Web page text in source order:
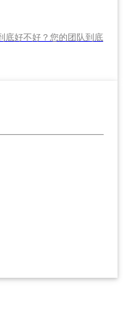
底好不好？您的团队到底